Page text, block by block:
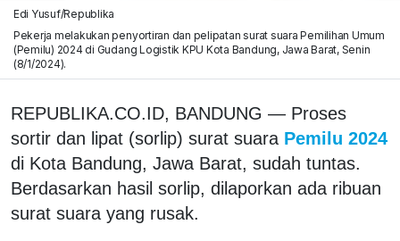
Edi Yusuf/Republika
Pekerja melakukan penyortiran dan pelipatan surat suara Pemilihan Umum
(Pemilu) 2024 di Gudang Logistik KPU Kota Bandung, Jawa Barat, Senin
(8/1/2024).
REPUBLIKA.CO.ID, BANDUNG — Proses
sortir dan lipat (sorlip) surat suara Pemilu 2024
di Kota Bandung, Jawa Barat, sudah tuntas.
Berdasarkan hasil sorlip, dilaporkan ada ribuan
surat suara yang rusak.